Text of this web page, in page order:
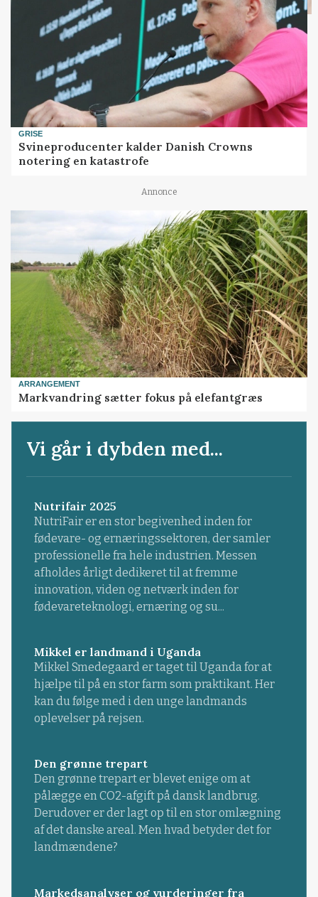
GRISE
Svineproducenter kalder Danish Crowns
notering en katastrofe
Annonce
ARRANGEMENT
Markvandring sætter fokus på elefantgræs
Vi går i dybden med...
Nutrifair 2025
NutriFair er en stor begivenhed inden for
fødevare- og ernæringssektoren, der samler
professionelle fra hele industrien. Messen
afholdes årligt dedikeret til at fremme
innovation, viden og netværk inden for
fødevareteknologi, ernæring og su...
Mikkel er landmand i Uganda
Mikkel Smedegaard er taget til Uganda for at
hjælpe til på en stor farm som praktikant. Her
kan du følge med i den unge landmands
oplevelser på rejsen.
Den grønne trepart
Den grønne trepart er blevet enige om at
pålægge en CO2-afgift på dansk landbrug.
Derudover er der lagt op til en stor omlægning
af det danske areal. Men hvad betyder det for
landmændene?
Markedsanalyser og vurderinger fra